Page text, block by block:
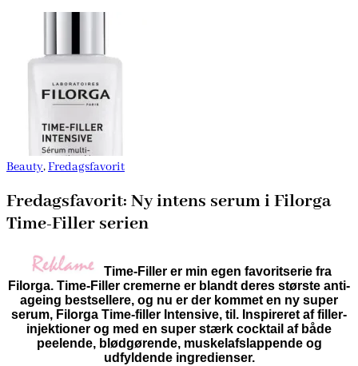
Beauty,Fredagsfavorit
Fredagsfavorit: Ny intens serum i Filorga
Time-Filler serien
Time-Filler er min egen favoritserie fra
Filorga. Time-Filler cremerne er blandt deres største anti-
ageing bestsellere, og nu er der kommet en ny super
serum, Filorga Time-filler Intensive, til. Inspireret af filler-
injektioner og med en super stærk cocktail af både
peelende, blødgørende, muskelafslappende og
udfyldende ingredienser.